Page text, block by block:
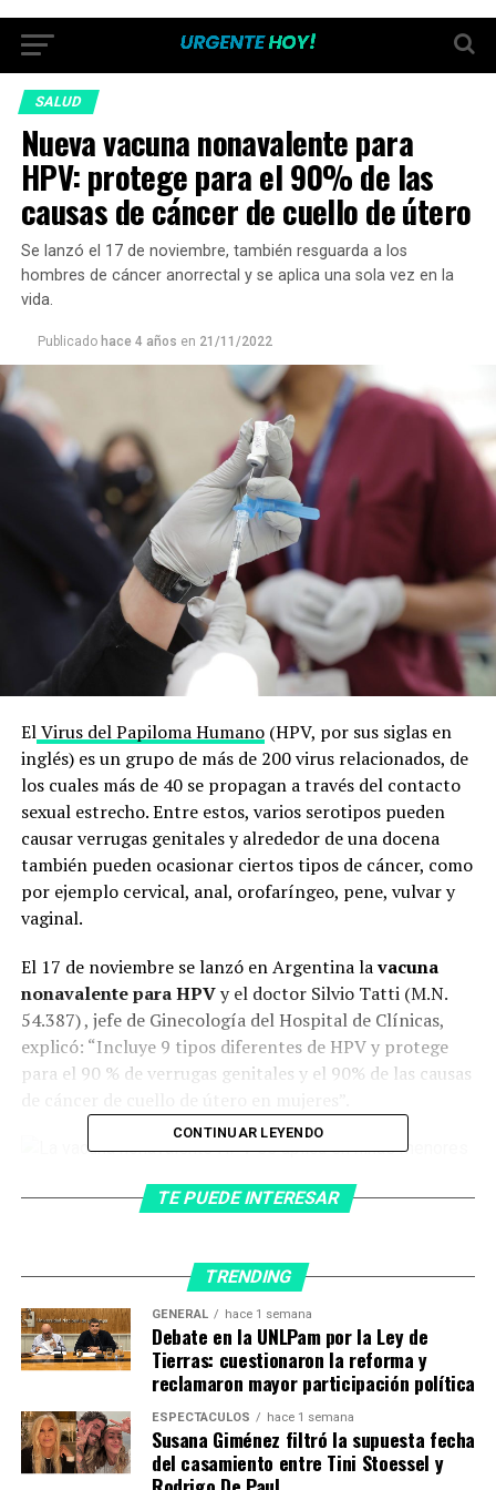
SALUD
Nueva vacuna nonavalente para
HPV: protege para el 90% de las
causas de cáncer de cuello de útero
Se lanzó el 17 de noviembre, también resguarda a los
hombres de cáncer anorrectal y se aplica una sola vez en la
vida.
Publicado hace 4 años en 21/11/2022
ElVirus del Papiloma Humano(HPV, por sus siglas en
inglés) es un grupo de más de 200 virus relacionados, de
los cuales más de 40 se propagan a través del contacto
sexual estrecho. Entre estos, varios serotipos pueden
causar verrugas genitales y alrededor de una docena
también pueden ocasionar ciertos tipos de cáncer, como
por ejemplo cervical, anal, orofaríngeo, pene, vulvar y
vaginal.
El 17 de noviembre se lanzó en Argentina lavacuna
nonavalente para HPVy el doctor Silvio Tatti (M.N.
54.387) , jefe de Ginecología del Hospital de Clínicas,
explicó: “Incluye 9 tipos diferentes de HPV y protege
para el 90 % de verrugas genitales y el 90% de las causas
La vacuna nonavalente HPV se aplica en niñas menores de
cáncer anorrectal y, eventualmente, algunos cánceres
de pene”, añadió el especialista. Además, indicó: “La
nonavalente se aplica en Argentina, tiene el beneficio de
cubrir 5 genotipos más y se puede aplicar sin límite de
edad comenzado a partir de los 9 años”.
¿Cómo se aplica la vacuna
CONTINUAR LEYENDO
TE PUEDE INTERESAR
TRENDING
GENERAL hace 1 semana
Debate en la UNLPam por la Ley de
Tierras: cuestionaron la reforma y
reclamaron mayor participación política
ESPECTÁCULOS hace 1 semana
Susana Giménez filtró la supuesta fecha
del casamiento entre Tini Stoessel y